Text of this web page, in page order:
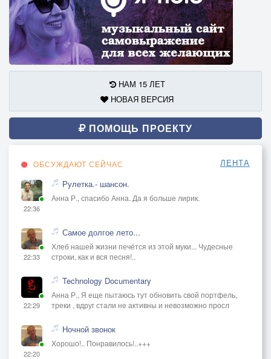
НАМ 15 ЛЕТ
НОВАЯ ВЕРСИЯ
ПОМОЩЬ ПРОЕКТУ
ОБСУЖДАЮТ СЕЙЧАС ЛЕНТА
22:36
Рулетка.- шансон.
Анна Р., спасибо Анна. Да я больше лирик.
22:33
Самое долгое лето...
Хлеб нашей жизни печётся из этой муки... Чудесные
строки, как и вся песня!..
22:29
Technology Documentary
Анна Р., Я еще пытаюсь тут обновить свой портфель,
треки , вдруг стали не активны и невозможно просл
22:20
Ночной звонок
Хорошо!.. Понравилось!..+++